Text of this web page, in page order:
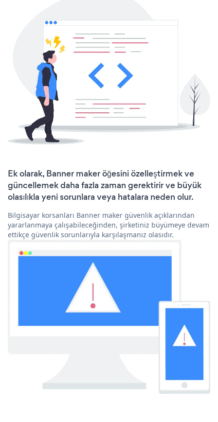
Ek olarak, Banner maker öğesini özelleştirmek ve
güncellemek daha fazla zaman gerektirir ve büyük
olasılıkla yeni sorunlara veya hatalara neden olur.
Bilgisayar korsanları Banner maker güvenlik açıklarından
yararlanmaya çalışabileceğinden, şirketiniz büyümeye devam
ettikçe güvenlik sorunlarıyla karşılaşmanız olasıdır.